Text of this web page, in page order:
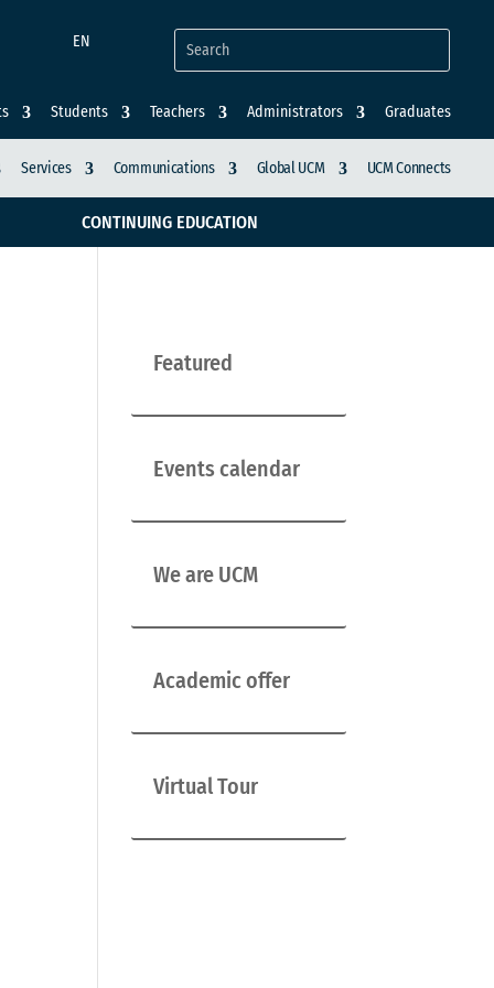
EN
Students Teachers Administrators Graduates
Services Communications Global UCM UCM Connects
CONTINUING EDUCATION
Featured
Events calendar
We are UCM
Academic offer
Virtual Tour